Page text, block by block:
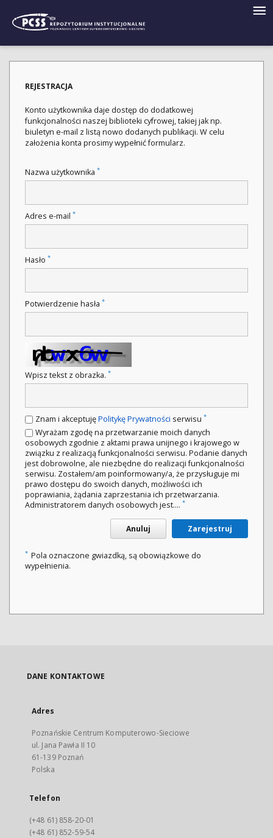
REJESTRACJA
Konto użytkownika daje dostęp do dodatkowej
funkcjonalności naszej biblioteki cyfrowej, takiej jak np.
biuletyn e-mail z listą nowo dodanych publikacji. W celu
założenia konta prosimy wypełnić formularz.
Nazwa użytkownika *
Adres e-mail *
Hasło *
Potwierdzenie hasła *
Wpisz tekst z obrazka. *
Znam i akceptujęPolitykę Prywatności serwisu *
Wyrażam zgodę na przetwarzanie moich danych
osobowych zgodnie z aktami prawa unijnego i krajowego w
związku z realizacją funkcjonalności serwisu. Podanie danych
jest dobrowolne, ale niezbędne do realizacji funkcjonalności
serwisu. Zostałem/am poinformowany/a, że przysługuje mi
prawo dostępu do swoich danych, możliwości ich
poprawiania, żądania zaprzestania ich przetwarzania.
Administratorem danych osobowych jest.... *
Anuluj Zarejestruj
* Pola oznaczone gwiazdką, są obowiązkowe do
wypełnienia.
DANE KONTAKTOWE
Adres
Poznańskie Centrum Komputerowo-Sieciowe
ul. Jana Pawła II 10
61-139 Poznań
Polska
Telefon
(+48 61) 858-20-01
(+48 61) 852-59-54